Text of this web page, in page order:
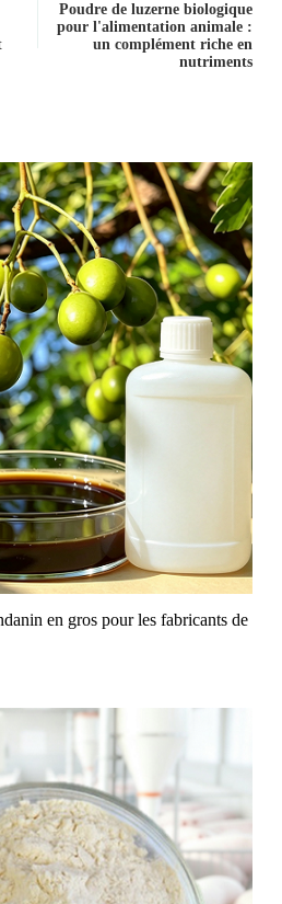
Poudre de luzerne biologique
pour l'alimentation animale :
un complément riche en
nutriments
en gros pour les fabricants de